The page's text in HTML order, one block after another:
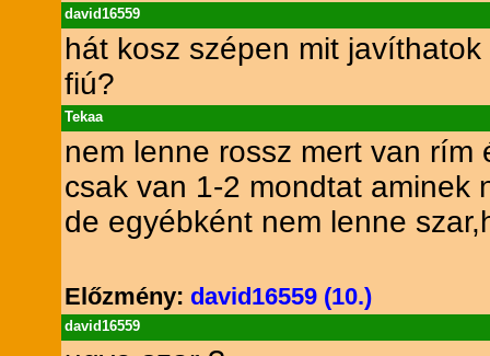
david16559
hát kosz szépen mit
fiú?
Tekaa
nem lenne rossz mert van rím
csak van 1-2 mondtat aminek
de egyébként nem lenne
Előzmény: david16559 (10.)
david16559